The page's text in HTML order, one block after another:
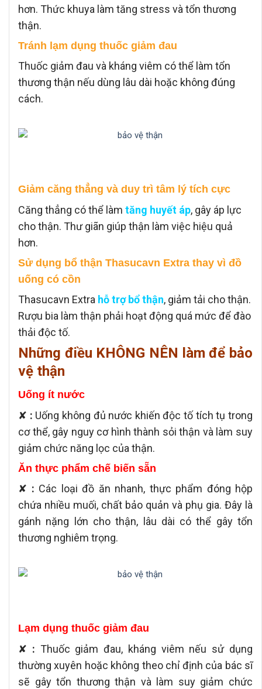
hơn. Thức khuya làm tăng stress và tổn thương
thận.
Tránh lạm dụng thuốc giảm đau
Thuốc giảm đau và kháng viêm có thể làm tổn
thương thận nếu dùng lâu dài hoặc không đúng
cách.
Giảm căng thẳng và duy trì tâm lý tích cực
Căng thẳng có thể làm tăng huyết áp, gây áp lực
cho thận. Thư giãn giúp thận làm việc hiệu quả
hơn.
Sử dụng bổ thận Thasucavn Extra thay vì đồ
uống có cồn
Thasucavn Extra hỗ trợ bổ thận, giảm tải cho thận.
Rượu bia làm thận phải hoạt động quá mức để đào
thải độc tố.
Những điều KHÔNG NÊN làm để bảo
vệ thận
Uống ít nước
✘ : Uống không đủ nước khiến độc tố tích tụ trong
cơ thể, gây nguy cơ hình thành sỏi thận và làm suy
giảm chức năng lọc của thận.
Ăn thực phẩm chế biến sẵn
✘ : Các loại đồ ăn nhanh, thực phẩm đóng hộp
chứa nhiều muối, chất bảo quản và phụ gia. Đây là
gánh nặng lớn cho thận, lâu dài có thể gây tổn
thương nghiêm trọng.
Lạm dụng thuốc giảm đau
✘ : Thuốc giảm đau, kháng viêm nếu sử dụng
thường xuyên hoặc không theo chỉ định của bác sĩ
sẽ gây tổn thương thận và làm suy giảm chức